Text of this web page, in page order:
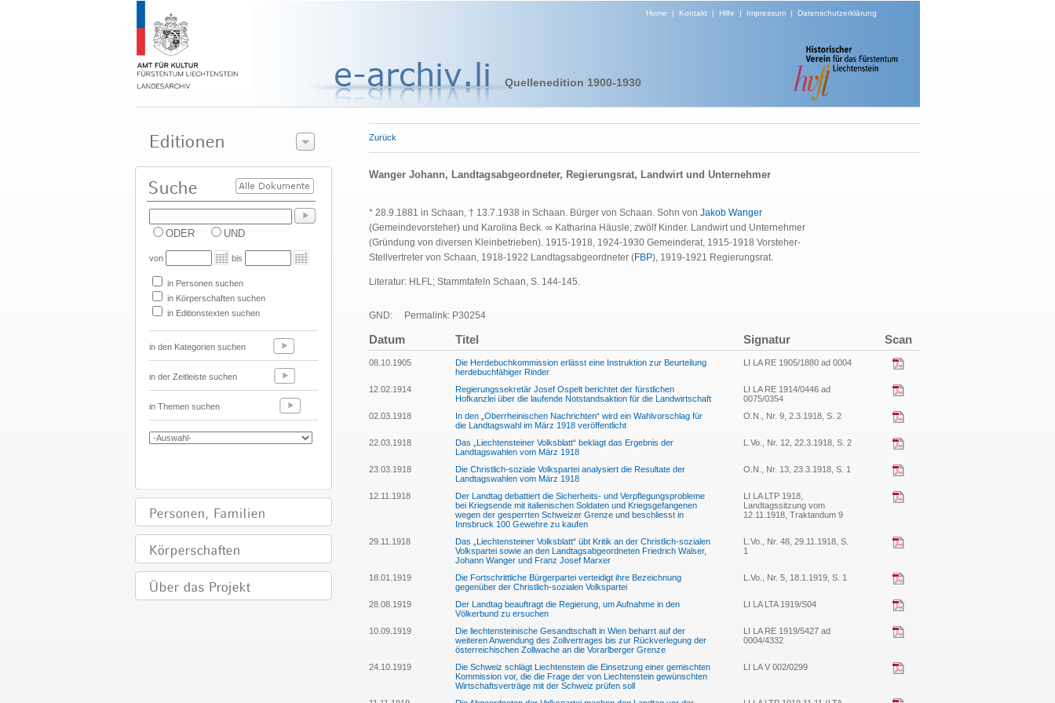
Home | Kontakt| Hilfe | Impressum| Datenschutzerklärung
Quellenedition 1900-1930
ODER UND
von bis
in Personen suchen
in Körperschaften suchen
in Editionstexten suchen
in den Kategorien suchen
in der Zeitleiste suchen
in Themen suchen
Zurück
Wanger Johann, Landtagsabgeordneter, Regierungsrat, Landwirt und Unternehmer
* 28.9.1881 in Schaan, † 13.7.1938 in Schaan. Bürger von Schaan. Sohn von Jakob Wanger
(Gemeindevorsteher) und Karolina Beck. ∞ Katharina Häusle, zwölf Kinder. Landwirt und Unternehmer
(Gründung von diversen Kleinbetrieben). 1915-1918, 1924-1930 Gemeinderat, 1915-1918 Vorsteher-
Stellvertreter von Schaan, 1918-1922 Landtagsabgeordneter (FBP), 1919-1921 Regierungsrat.
Literatur: HLFL; Stammtafeln Schaan, S. 144-145.
GND: Permalink: P30254
Datum Titel Signatur Scan
08.10.1905
Die Herdebuchkommission erlässt eine Instruktion zur Beurteilung
herdebuchfähiger Rinder
LI LA RE 1905/1880 ad 0004
12.02.1914
Regierungssekretär Josef Ospelt berichtet der fürstlichen
Hofkanzlei über die laufende Notstandsaktion für die Landwirtschaft
LI LA RE 1914/0446 ad
0075/0354
02.03.1918
In den „Oberrheinischen Nachrichten“ wird ein Wahlvorschlag für
die Landtagswahl im März 1918 veröffentlicht
O.N., Nr. 9, 2.3.1918, S. 2
22.03.1918
Das „Liechtensteiner Volksblatt“ beklagt das Ergebnis der
Landtagswahlen vom März 1918
L.Vo., Nr. 12, 22.3.1918, S. 2
23.03.1918
Die Christlich-soziale Volkspartei analysiert die Resultate der
Landtagswahlen vom März 1918
O.N., Nr. 13, 23.3.1918, S. 1
12.11.1918
Der Landtag debattiert die Sicherheits- und Verpflegungsprobleme
bei Kriegsende mit italienischen Soldaten und Kriegsgefangenen
wegen der gesperrten Schweizer Grenze und beschliesst in
Innsbruck 100 Gewehre zu kaufen
LI LA LTP 1918,
Landtagssitzung vom
12.11.1918, Traktandum 9
29.11.1918
Das „Liechtensteiner Volksblatt“ übt Kritik an der Christlich-sozialen
Volkspartei sowie an den Landtagsabgeordneten Friedrich Walser,
Johann Wanger und Franz Josef Marxer
L.Vo., Nr. 48, 29.11.1918, S.
1
18.01.1919
Die Fortschrittliche Bürgerpartei verteidigt ihre Bezeichnung
gegenüber der Christlich-sozialen Volkspartei
L.Vo., Nr. 5, 18.1.1919, S. 1
28.08.1919
Der Landtag beauftragt die Regierung, um Aufnahme in den
Völkerbund zu ersuchen
LI LA LTA 1919/S04
10.09.1919
Die liechtensteinische Gesandtschaft in Wien beharrt auf der
weiteren Anwendung des Zollvertrages bis zur Rückverlegung der
österreichischen Zollwache an die Vorarlberger Grenze
LI LA RE 1919/5427 ad
0004/4332
24.10.1919
Die Schweiz schlägt Liechtenstein die Einsetzung einer gemischten
Kommission vor, die die Frage der von Liechtenstein gewünschten
Wirtschaftsverträge mit der Schweiz prüfen soll
LI LA V 002/0299